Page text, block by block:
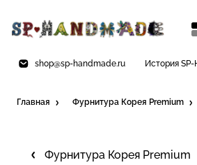
shop@sp-handmade.ru История
Главная Фурнитура Корея Premium
Фурнитура Корея Premium